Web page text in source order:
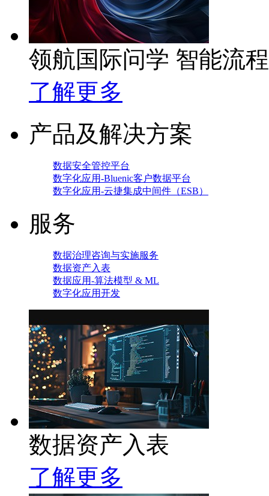
领航国际问学 智能流
了解更多
产品及解决方案
数据安全管控平台
数字化应用-Bluenic客户数据平台
数字化应用-云捷集成中间件（ESB）
服务
数据治理咨询与实施服务
数据资产入表
数据应用-算法模型 & ML
数字化应用开发
数据资产入表
了解更多